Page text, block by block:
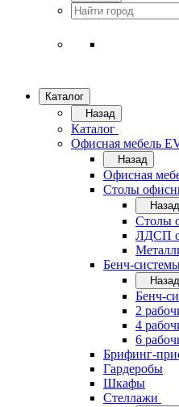
Каталог
Назад
Каталог
Офисная мебель
Назад
Офисная
Cтолы
Назад
Cтолы
ЛДСП
Бенч-
Назад
Бенч-
2
4
6
Брифинг-
Гардеробы
Шкафы
Стеллажи